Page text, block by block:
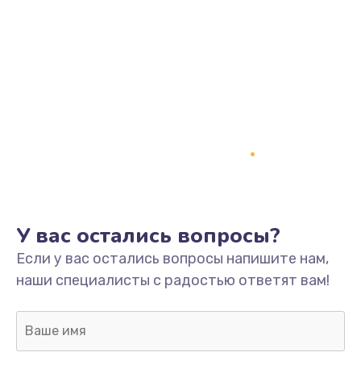
У вас остались вопросы?
Если у вас остались вопросы напишите нам,
наши специалисты с радостью ответят вам!